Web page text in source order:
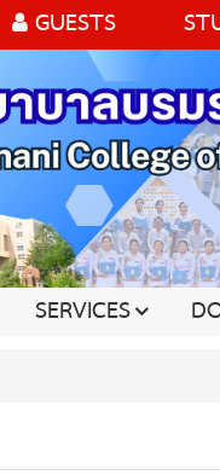
GUESTS
SERVICES